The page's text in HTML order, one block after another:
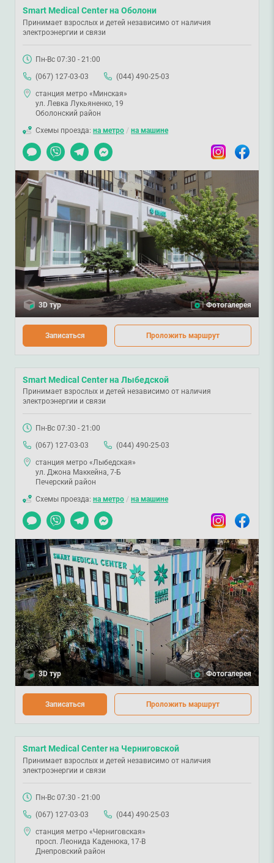
Smart Medical Center на Оболони
Принимает взрослых и детей независимо от наличия
электроэнергии и связи
Пн-Вс 07:30 - 21:00
(067) 127-03-03
(044) 490-25-03
станция метро «Минская»
ул. Левка Лукьяненко, 19
Оболонский район
Схемы проезда: на метро / на машине
Чат
Viber TelegramMessenger InstagramFacebook
3D тур Фотогалерея
Записаться Проложить маршрут
Smart Medical Center на Лыбедской
Принимает взрослых и детей независимо от наличия
электроэнергии и связи
Пн-Вс 07:30 - 21:00
(067) 127-03-03
(044) 490-25-03
станция метро «Лыбедская»
ул. Джона Маккейна, 7-Б
Печерский район
Схемы проезда: на метро / на машине
Чат
Viber TelegramMessenger InstagramFacebook
3D тур Фотогалерея
Записаться Проложить маршрут
Smart Medical Center на Черниговской
Принимает взрослых и детей независимо от наличия
электроэнергии и связи
Пн-Вс 07:30 - 21:00
(067) 127-03-03
(044) 490-25-03
станция метро «Черниговская»
просп. Леонида Каденюка, 17-В
Днепровский район